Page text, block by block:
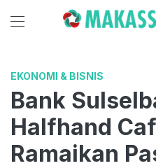
EKONOMI & BISNIS
Bank
Halfhand
Ramaikan